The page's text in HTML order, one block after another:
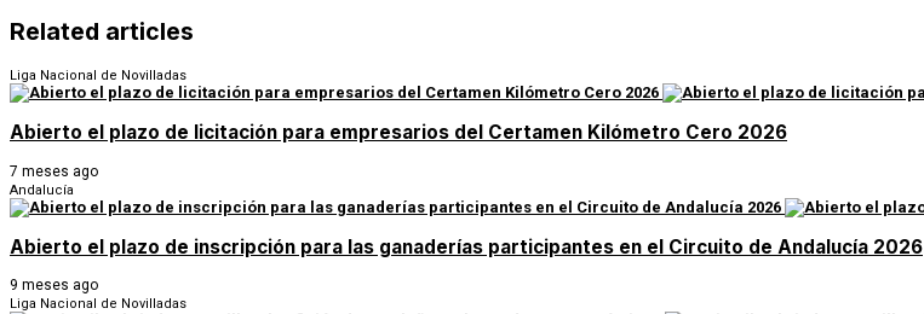
Related articles
Liga Nacional de Novilladas
Abierto el plazo de licitación para empresarios del Certamen Kilómetro Cero 2026
7 meses ago
Andalucía
Abierto el plazo de inscripción para las ganaderías participantes en el Circuito de Andalucía 2026
9 meses ago
Liga Nacional de Novilladas